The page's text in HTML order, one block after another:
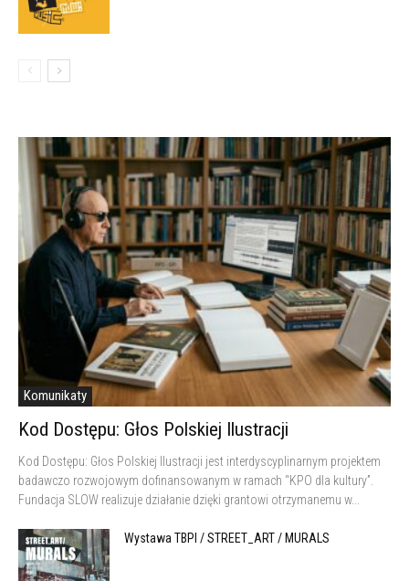
Komunikaty
Kod Dostępu: Głos Polskiej Ilustracji
Kod Dostępu: Głos Polskiej Ilustracji jest interdyscyplinarnym projektem
badawczo rozwojowym dofinansowanym w ramach “KPO dla kultury”.
Fundacja SLOW realizuje działanie dzięki grantowi otrzymanemu w...
Wystawa TBPI / STREET_ART / MURALS